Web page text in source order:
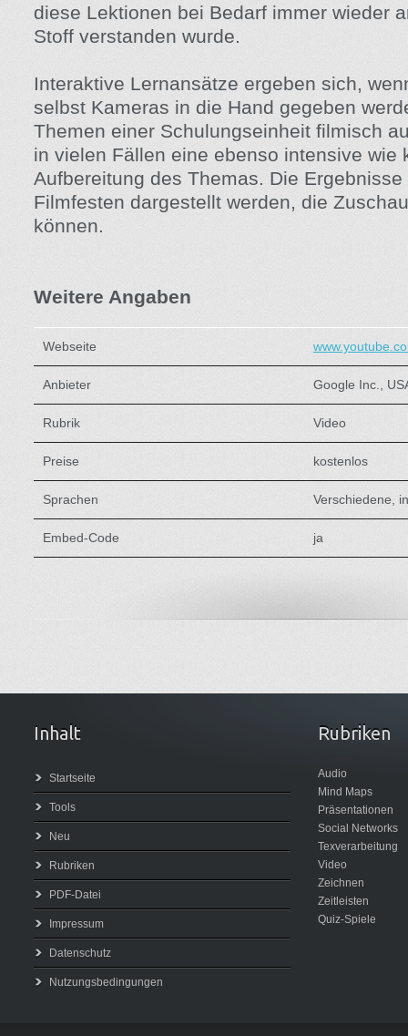
diese Lektionen bei Bedarf immer wieder
Stoff verstanden wurde.
Interaktive Lernansätze ergeben sich,
selbst Kameras in die Hand gegeben
Themen einer Schulungseinheit filmisch
in vielen Fällen eine ebenso intensive wie
Aufbereitung des Themas. Die
Filmfesten dargestellt werden, die
können.
Weitere Angaben
Webseite
Anbieter Google Inc.,
Rubrik Video
Preise kostenlos
Sprachen Verschiedene,
Embed-Code ja
Inhalt
Startseite
Tools
Neu
Rubriken
PDF-Datei
Impressum
Datenschutz
Nutzungsbedingungen
Rubriken
Audio
Mind Maps
Präsentationen
Social Networks
Texverarbeitung
Video
Zeichnen
Zeitleisten
Quiz-Spiele